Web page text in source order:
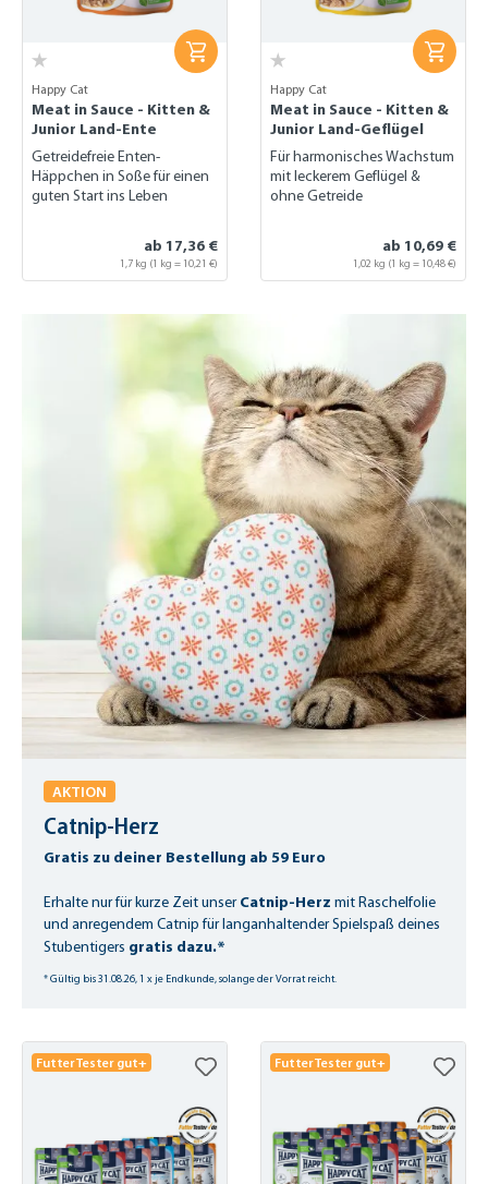
AKTION
Catnip-Herz
Gratis zu deiner Bestellung ab 59 Euro
Erhalte nur für kurze Zeit unserCatnip-Herz mit Raschelfolie
und anregendem Catnip für langanhaltender Spielspaß deines
Stubentigers gratis dazu.*
* Gültig bis 31.08.26, 1 x je Endkunde, solange der Vorrat reicht.
Happy Cat
Meat in Sauce - Kitten &
Junior Land-Ente
Getreidefreie Enten-
Häppchen in Soße für einen
guten Start ins Leben
ab 17,36 €
1,7 kg (1 kg = 10,21 €)
Happy Cat
Meat in Sauce - Kitten &
Junior Land-Geflügel
Für harmonisches Wachstum
mit leckerem Geflügel &
ohne Getreide
ab 10,69 €
1,02 kg (1 kg = 10,48 €)
FutterTester gut+ FutterTester gut+